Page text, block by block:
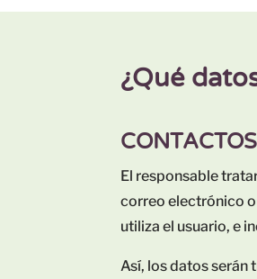
¿Qué
El responsable
correo electrónico
utiliza el usuario, e
Así, los datos serán